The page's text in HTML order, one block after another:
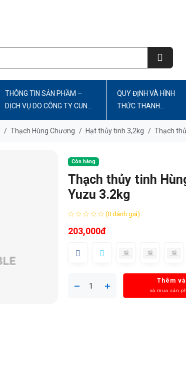
THÔNG TIN SẢN PHẦM –
DỊCH VỤ DO CÔNG TY CUNG
CẤP
QUY ĐỊNH VÀ HÌNH
THỨC THANH
TOÁN
/ Thạch Hùng Chương / Hạt thủy tinh 3,2kg / Thạch
Còn hàng
Thạch thủy tinh
Yuzu 3.2kg
(0 đánh giá)
203,000đ
Thêm
và mua sản